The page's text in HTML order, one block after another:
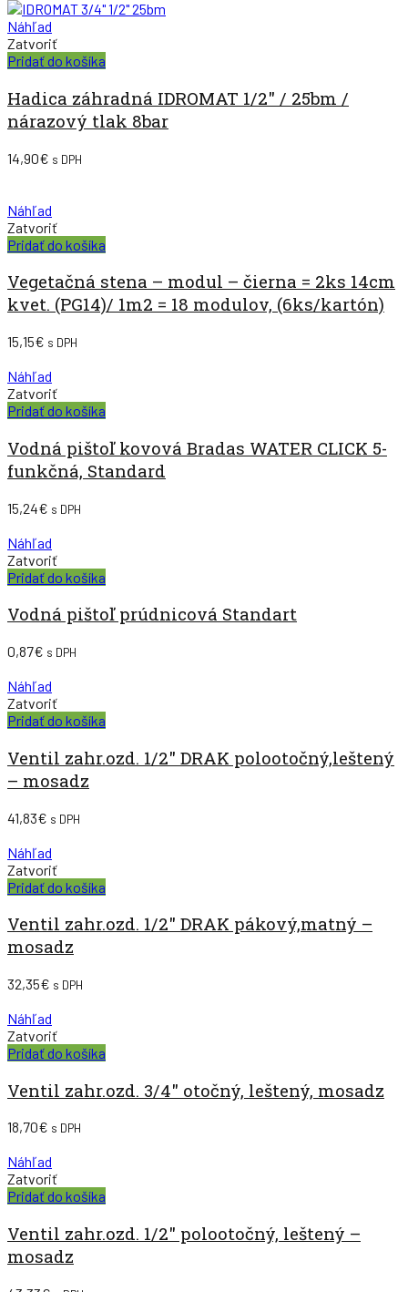
Náhľad
Zatvoriť
Pridať do košíka
Hadica záhradná IDROMAT 1/2″ / 25bm /
nárazový tlak 8bar
14,90€ s DPH
Náhľad
Zatvoriť
Pridať do košíka
Vegetačná stena – modul – čierna = 2ks 14cm
kvet. (PG14)/ 1m2 = 18 modulov, (6ks/kartón)
15,15€ s DPH
Náhľad
Zatvoriť
Pridať do košíka
Vodná pištoľ kovová Bradas WATER CLICK 5-
funkčná, Standard
15,24€ s DPH
Náhľad
Zatvoriť
Pridať do košíka
Vodná pištoľ prúdnicová Standart
0,87€ s DPH
Náhľad
Zatvoriť
Pridať do košíka
Ventil zahr.ozd. 1/2″ DRAK polootočný,leštený
– mosadz
41,83€ s DPH
Náhľad
Zatvoriť
Pridať do košíka
Ventil zahr.ozd. 1/2″ DRAK pákový,matný –
mosadz
32,35€ s DPH
Náhľad
Zatvoriť
Pridať do košíka
Ventil zahr.ozd. 3/4″ otočný, leštený, mosadz
18,70€ s DPH
Náhľad
Zatvoriť
Pridať do košíka
Ventil zahr.ozd. 1/2″ polootočný, leštený –
mosadz